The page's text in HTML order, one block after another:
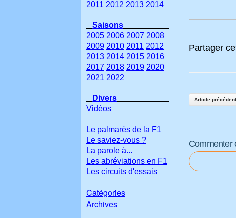
Partager
Article précédent
Commenter
2011 2012 2013 2014
Saisons
2005 2006 2007 2008
2009 2010 2011 2012
2013 2014 2015 2016
2017 2018 2019 2020
2021 2022
Divers
Vidéos
Le palmarès de la F1
Le saviez-vous ?
La parole à...
Les abréviations en F1
Les circuits d'essais
Catégories
Archives